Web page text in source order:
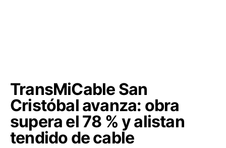
TransMiCable San
Cristóbal avanza: obra
supera el 78 % y alistan
tendido de cable